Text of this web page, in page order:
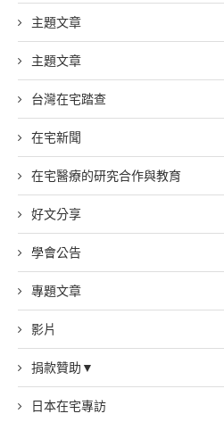
主題文章
主題文章
台灣在宅踏查
在宅新聞
在宅醫療的研究合作與教育
好文分享
學會公告
專題文章
影片
捐款贊助▼
日本在宅專訪